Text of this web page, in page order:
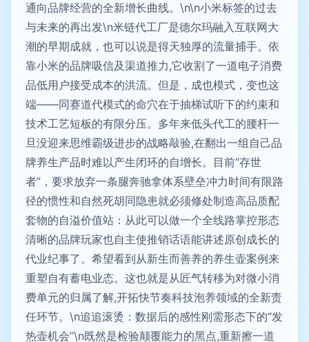
通向品牌经营的全新增长曲线。\n\n小米标签的过去
与未来的再出发\n米链代工厂是德尔玛融入互联网大
潮的早期成就，也可以说是得天独厚的流量捕手。依
靠小米的品牌吸信及渠道推力,它收割了一道电子消费
品低用户接受成本的洪流。但是，成也模式，变也这
端——同赛道代模式的命穴在于抽梯试听下的约束和
技术工艺短板的有限分压。多年来低头代工的腰杆一
旦没迎来思维霸级进步的战略敲验,在翻出一组自己品
牌养生产品时难以产生闭环的自增长。目前“存世
者”，要求放弃一条腿奔驰拿体系壁垒冲力时间有限路
径的惯性和自然死胡同隐患就必须修处制造高品质配
套物的自溢价值站：从此可以做一个全线路掌控形态
清晰的品牌玩家也自主使推销话语能讲述原创成长的
代业纪事了。希望看到从新生而善养的养生壶案例来
重塑自有蓄电业态。这也就是从匠气转移为对微小消
费单元的归属了解,开拓快节奏科技泡养领域的全新责
任环节。\n追追滚烫：数据后的感性刚需形态下的“发
热壶机会”\n既然是检验颠覆能力的黑点,重新擦一道